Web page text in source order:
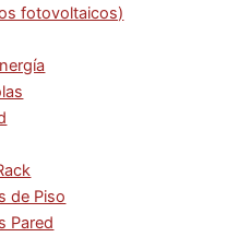
fotovoltaicos)
de Piso
Pared